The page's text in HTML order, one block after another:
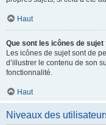
Haut
Que sont les icônes de sujet
Les icônes de sujet sont de
d’illustrer le contenu de son
fonctionnalité.
Haut
Niveaux des